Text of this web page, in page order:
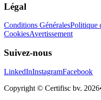
Légal
Conditions GénéralesPolitique
CookiesAvertissement
Suivez-nous
LinkedInInstagramFacebook
Copyright © Certifisc bv. 2026